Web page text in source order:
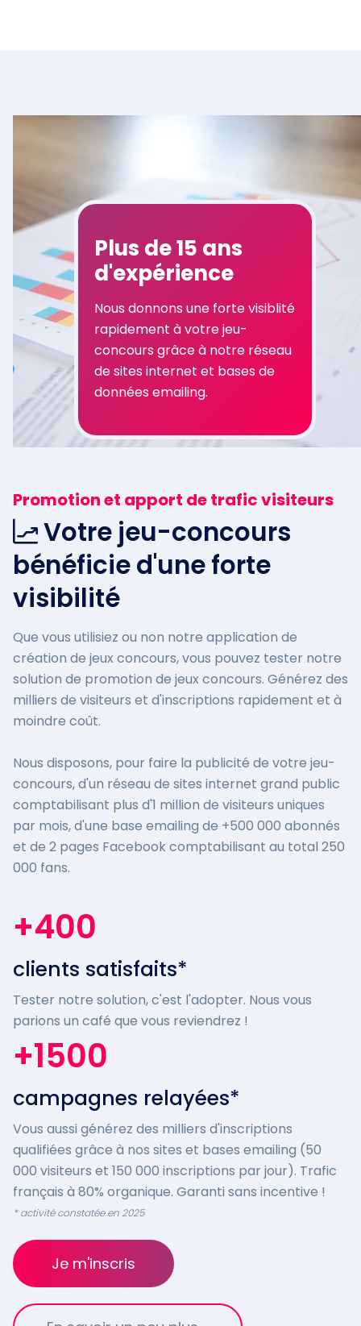
Plus de 15 ans
d'expérience
Nous donnons une forte visiblité
rapidement à votre jeu-
concours grâce à notre réseau
de sites internet et bases de
données emailing.
Promotion et apport de trafic visiteurs
Votre jeu-concours
bénéficie d'une forte
visibilité
Que vous utilisiez ou non notre application de
création de jeux concours, vous pouvez tester notre
solution de promotion de jeux concours. Générez des
milliers de visiteurs et d'inscriptions rapidement et à
moindre coût.
Nous disposons, pour faire la publicité de votre jeu-
concours, d'un réseau de sites internet grand public
comptabilisant plus d'1 million de visiteurs uniques
par mois, d'une base emailing de +500 000 abonnés
et de 2 pages Facebook comptabilisant au total 250
000 fans.
+400
clients satisfaits*
Tester notre solution, c'est l'adopter. Nous vous
parions un café que vous reviendrez !
+1500
campagnes relayées*
Vous aussi générez des milliers d'inscriptions
qualifiées grâce à nos sites et bases emailing (50
000 visiteurs et 150 000 inscriptions par jour). Trafic
français à 80% organique. Garanti sans incentive !
* activité constatée en 2025
Je m'inscris